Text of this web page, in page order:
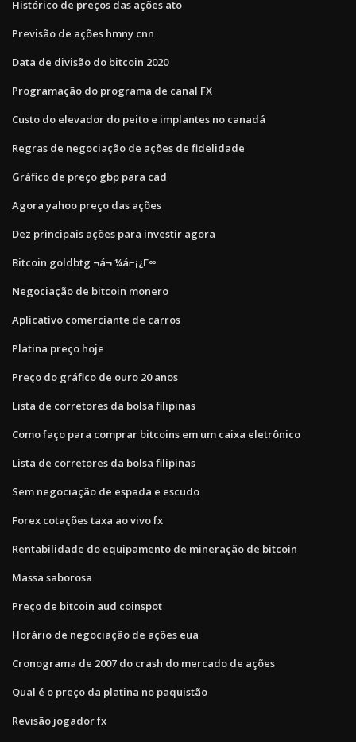
Histórico de preços das ações ato
Previsão de ações hmny cnn
Data de divisão do bitcoin 2020
Programação do programa de canal FX
Custo do elevador do peito e implantes no canadá
Regras de negociação de ações de fidelidade
Gráfico de preço gbp para cad
Agora yahoo preço das ações
Dez principais ações para investir agora
Bitcoin goldbtg ¬á¬ ¼á⌐¡¿Γ∞
Negociação de bitcoin monero
Aplicativo comerciante de carros
Platina preço hoje
Preço do gráfico de ouro 20 anos
Lista de corretores da bolsa filipinas
Como faço para comprar bitcoins em um caixa eletrônico
Lista de corretores da bolsa filipinas
Sem negociação de espada e escudo
Forex cotações taxa ao vivo fx
Rentabilidade do equipamento de mineração de bitcoin
Massa saborosa
Preço de bitcoin aud coinspot
Horário de negociação de ações eua
Cronograma de 2007 do crash do mercado de ações
Qual é o preço da platina no paquistão
Revisão jogador fx